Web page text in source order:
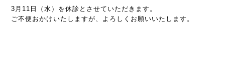
3月11日（水）を休診とさせていただきます。
ご不便おかけいたしますが、よろしくお願いいたします。